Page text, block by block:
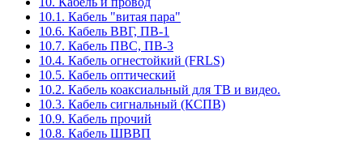
10.1. Кабель "витая пара"
10.6. Кабель ВВГ, ПВ-1
10.7. Кабель ПВС, ПВ-3
10.4. Кабель огнестойкий (FRLS)
10.5. Кабель оптический
10.2. Кабель коаксиальный для ТВ и видео.
10.3. Кабель сигнальный (КСПВ)
10.9. Кабель прочий
10.8. Кабель ШВВП